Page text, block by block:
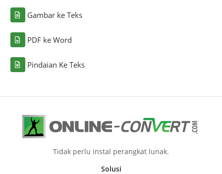
Gambar ke Teks
PDF ke Word
Pindaian Ke Teks
Tidak perlu instal perangkat lunak.
Solusi